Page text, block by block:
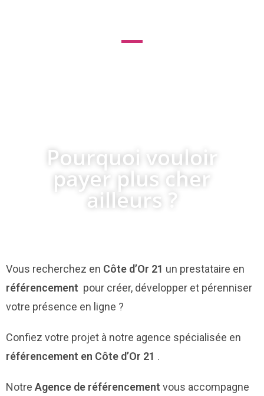
Pourquoi vouloir
payer plus cher
ailleurs ?
Vous recherchez en Côte d’Or 21 un prestataire en
référencement pour créer, développer et pérenniser
votre présence en ligne ?
Confiez votre projet à notre agence spécialisée en
référencement en Côte d’Or 21 .
Notre Agence de référencement vous accompagne